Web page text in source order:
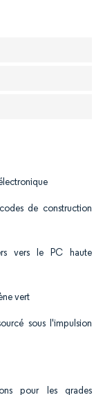
de construction
vers le PC haute
vert
sous l'impulsion
pour les grades